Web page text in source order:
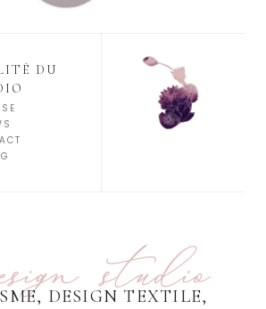
DU
studio
DESIGN TEXTILE,